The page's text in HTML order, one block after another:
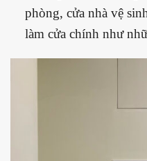
phòng, cửa nhà vệ
làm cửa chính như